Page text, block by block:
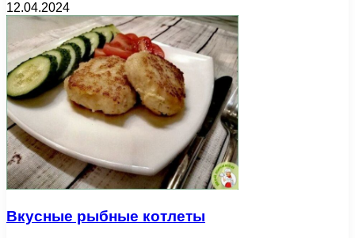
12.04.2024
Вкусные рыбные котлеты